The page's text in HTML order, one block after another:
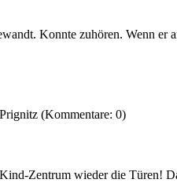
Konnte zuhören. Wenn er
(Kommentare: 0)
Zentrum wieder die Türen!